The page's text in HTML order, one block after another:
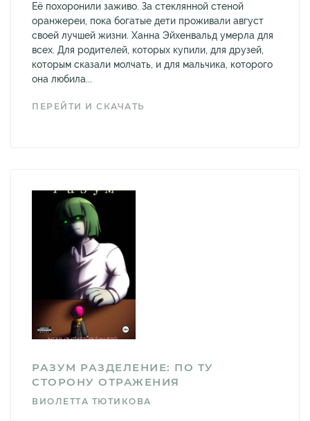
Её похоронили заживо. За стеклянной стеной
оранжереи, пока богатые дети проживали август
своей лучшей жизни. Ханна Эйхенвальд умерла для
всех. Для родителей, которых купили, для друзей,
которым сказали молчать, и для мальчика, которого
она любила...
ПЕРЕЙТИ И СКАЧАТЬ
РАЗУМ РАЗДЕЛЕНИЕ: ПО ТУ
СТОРОНУ ОТРАЖЕНИЯ
ВИОЛЕТТА ТЮТИКОВА